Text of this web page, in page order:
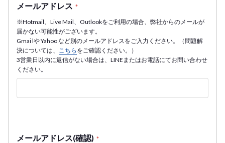
メールアドレス *
※Hotmail、Live Mail、Outlookをご利用の場合、弊社からのメールが
届かない可能性がございます。
Gmai lや Yahoo など別のメールアドレスをご入力ください。（問題解
決については、
こちら をご確認ください。）
3営業日以内に返信がない場合は、LINEまたはお電話にてお問い合わせ
ください。
メールアドレス(確認) *